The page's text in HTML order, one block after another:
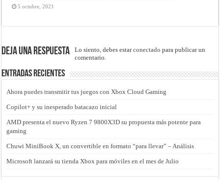
5 octubre, 2021
Deja una respuesta Lo siento, debes estarconectado para publicar un
comentario.
Entradas recientes
Ahora puedes transmitir tus juegos con Xbox Cloud Gaming
Copilot+ y su inesperado batacazo inicial
AMD presenta el nuevo Ryzen 7 9800X3D su propuesta más potente para
gaming
Chuwi MiniBook X, un convertible en formato “para llevar” – Análisis
Microsoft lanzará su tienda Xbox para móviles en el mes de Julio